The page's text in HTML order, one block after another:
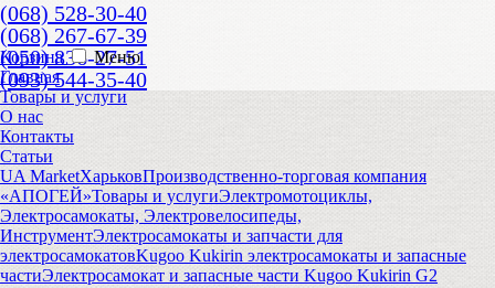
(068) 528-30-40
(068) 267-67-39
(050) 836-27-51
(093) 544-35-40
Корзина
Меню
Главная
Товары и услуги
О нас
Контакты
Статьи
UA MarketХарьковПроизводственно-торговая компания
«АПОГЕЙ»Товары и услугиЭлектромотоциклы,
Электросамокаты, Электровелосипеды,
ИнструментЭлектросамокаты и запчасти для
электросамокатовKugoo Kukirin электросамокаты и запасные
частиЭлектросамокат и запасные части Kugoo Kukirin G2